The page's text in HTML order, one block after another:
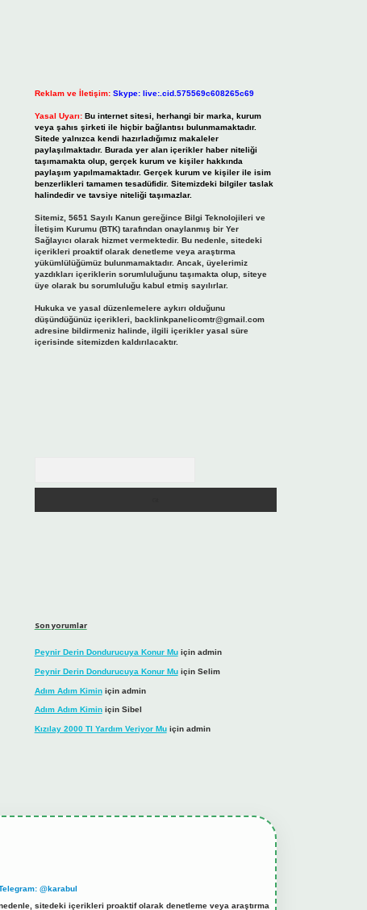
Reklam ve İletişim: Skype: live:.cid.575569c608265c69
Yasal Uyarı: Bu internet sitesi, herhangi bir marka, kurum
veya şahıs şirketi ile hiçbir bağlantısı bulunmamaktadır.
Sitede yalnızca kendi hazırladığımız makaleler
paylaşılmaktadır. Burada yer alan içerikler haber niteliği
taşımamakta olup, gerçek kurum ve kişiler hakkında
paylaşım yapılmamaktadır. Gerçek kurum ve kişiler ile isim
benzerlikleri tamamen tesadüfidir. Sitemizdeki bilgiler taslak
halindedir ve tavsiye niteliği taşımazlar.
Sitemiz, 5651 Sayılı Kanun gereğince Bilgi Teknolojileri ve
İletişim Kurumu (BTK) tarafından onaylanmış bir Yer
Sağlayıcı olarak hizmet vermektedir. Bu nedenle, sitedeki
içerikleri proaktif olarak denetleme veya araştırma
yükümlülüğümüz bulunmamaktadır. Ancak, üyelerimiz
yazdıkları içeriklerin sorumluluğunu taşımakta olup, siteye
üye olarak bu sorumluluğu kabul etmiş sayılırlar.
Hukuka ve yasal düzenlemelere aykırı olduğunu
düşündüğünüz içerikleri, backlinkpanelicomtr@gmail.com
adresine bildirmeniz halinde, ilgili içerikler yasal süre
içerisinde sitemizden kaldırılacaktır.
Son yorumlar
Peynir Derin Dondurucuya Konur Muiçin admin
Peynir Derin Dondurucuya Konur Muiçin Selim
Adım Adım Kiminiçin admin
Adım Adım Kiminiçin Sibel
Kızılay 2000 Tl Yardım Veriyor Muiçin admin
@karabul
sitedeki içerikleri proaktif olarak denetleme veya araştırma